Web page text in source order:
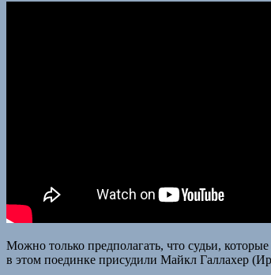
Можно только предполагать, что судьи,
в этом поединке присудили Майкл Галлахер